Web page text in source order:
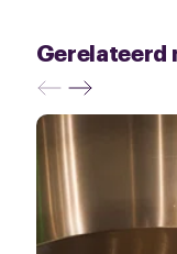
Gerelateerd